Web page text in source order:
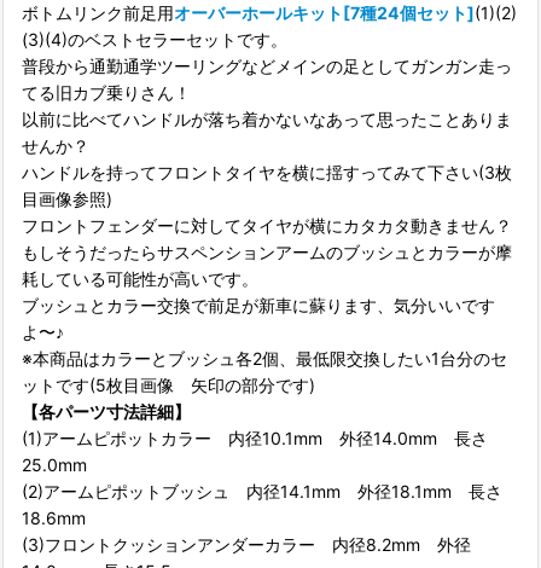
ボトムリンク前足用オーバーホールキット[7種24個セット](1)(2)
(3)(4)のベストセラーセットです。
普段から通勤通学ツーリングなどメインの足としてガンガン走っ
てる旧カブ乗りさん！
以前に比べてハンドルが落ち着かないなあって思ったことありま
せんか？
ハンドルを持ってフロントタイヤを横に揺すってみて下さい(3枚
目画像参照)
フロントフェンダーに対してタイヤが横にカタカタ動きません？
もしそうだったらサスペンションアームのブッシュとカラーが摩
耗している可能性が高いです。
ブッシュとカラー交換で前足が新車に蘇ります、気分いいです
よ〜♪
※本商品はカラーとブッシュ各2個、最低限交換したい1台分のセ
ットです(5枚目画像 矢印の部分です)
【各パーツ寸法詳細】
(1)アームピポットカラー 内径10.1mm 外径14.0mm 長さ
25.0mm
(2)アームピポットブッシュ 内径14.1mm 外径18.1mm 長さ
18.6mm
(3)フロントクッションアンダーカラー 内径8.2mm 外径